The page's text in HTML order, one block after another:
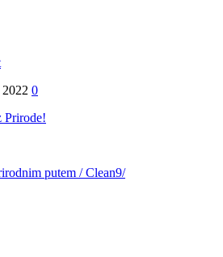
0
Prirode!
putem / Clean9/